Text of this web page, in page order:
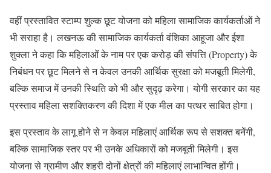
वहीं प्रस्तावित स्टाम्प शुल्क छूट योजना को महिला सामाजिक कार्यकर्ताओं ने
भी सराहा है। लखनऊ की सामाजिक कार्यकर्ता वंशिका आहूजा और ईशा
शुक्ला ने कहा कि महिलाओं के नाम पर एक करोड़ की संपत्ति (Property) के
निबंधन पर छूट मिलने से न केवल उनकी आर्थिक सुरक्षा को मजबूती मिलेगी,
बल्कि समाज में उनकी स्थिति को भी और सुदृढ़ करेगा। योगी सरकार का यह
प्रस्ताव महिला सशक्तिकरण की दिशा में एक मील का पत्थर साबित होगा।
इस प्रस्ताव के लागू होने से न केवल महिलाएं आर्थिक रूप से सशक्त बनेंगी,
बल्कि सामाजिक स्तर पर भी उनके अधिकारों को मजबूती मिलेगी। इस
योजना से ग्रामीण और शहरी दोनों क्षेत्रों की महिलाएं लाभान्वित होंगी।